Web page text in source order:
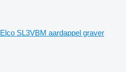
Elco SL3VBM aardappel graver